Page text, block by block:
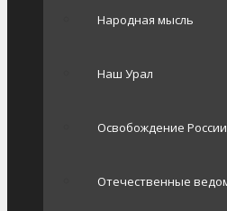
Народная мысль
Наш Урал
Освобождение России
Отечественные